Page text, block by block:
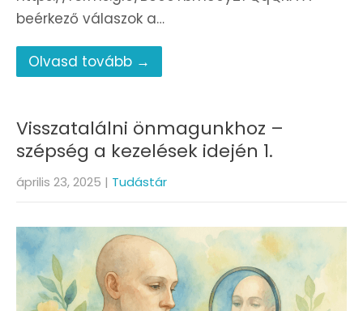
beérkező válaszok a…
Olvasd tovább →
Visszatalálni önmagunkhoz –
szépség a kezelések idején 1.
április 23, 2025 | Tudástár